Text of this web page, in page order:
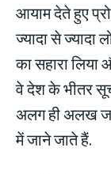
आयाम देते हुए
ज्यादा से ज्यादा
का सहारा
वे देश के भीतर
अलग ही अलख
में जाने जाते हैं.